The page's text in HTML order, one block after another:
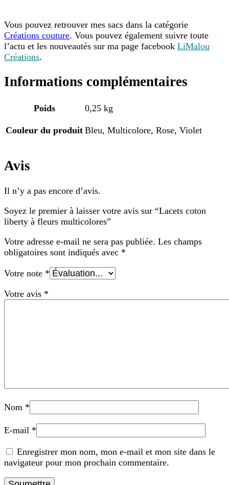
Vous pouvez retrouver mes sacs dans la catégorie
Créations couture. Vous pouvez également suivre toute
l’actu et les nouveautés sur ma page facebook LiMalou
Créations.
Informations complémentaires
Poids 0,25 kg
Couleur du produit Bleu, Multicolore, Rose, Violet
Avis
Il n’y a pas encore d’avis.
Soyez le premier à laisser votre avis sur “Lacets coton
liberty à fleurs multicolores”
Votre adresse e-mail ne sera pas publiée. Les champs
obligatoires sont indiqués avec *
Votre note *
Votre avis *
Nom *
E-mail *
Enregistrer mon nom, mon e-mail et mon site dans le
navigateur pour mon prochain commentaire.